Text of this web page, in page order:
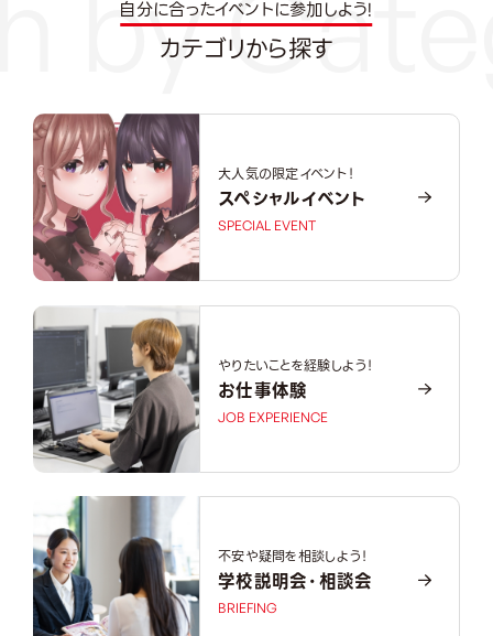
自分に合ったイベントに参加しよう!
カテゴリから探す
大人気の限定イベント！
スペシャルイベント
SPECIAL EVENT
やりたいことを経験しよう！
お仕事体験
JOB EXPERIENCE
不安や疑問を相談しよう！
学校説明会・相談会
BRIEFING